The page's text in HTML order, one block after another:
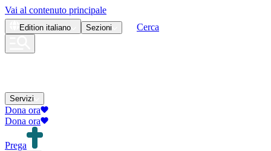
Vai al contenuto principale
Edition italiano Sezioni Cerca
Servizi
Dona ora
Dona ora
Prega